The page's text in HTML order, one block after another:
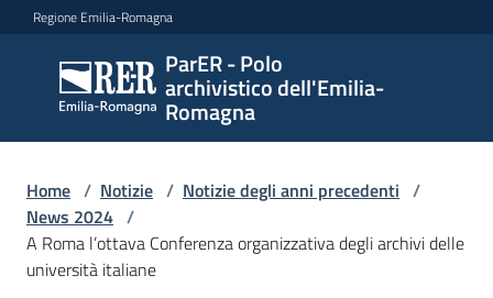
Vai al contenuto
Vai alla navigazione
Vai al footer
Regione Emilia-Romagna
ParER - Polo
archivistico dell'Emilia-
Romagna
ParER -
Polo
archivistico
Romagna
Polo
Home / Notizie / Notizie degli anni precedenti /
News 2024 /
A Roma l’ottava Conferenza organizzativa degli archivi delle
università italiane